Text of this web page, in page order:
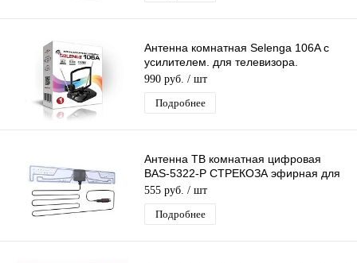
Антенна комнатная Selenga 106A с
усилителем. для телевизора.
активная. для дома. для дачи
990 руб. / шт
Подробнее
Антенна ТВ комнатная цифровая
BAS-5322-P СТРЕКОЗА эфирная для
DVB-T2 телевидения Рэмо
555 руб. / шт
Подробнее